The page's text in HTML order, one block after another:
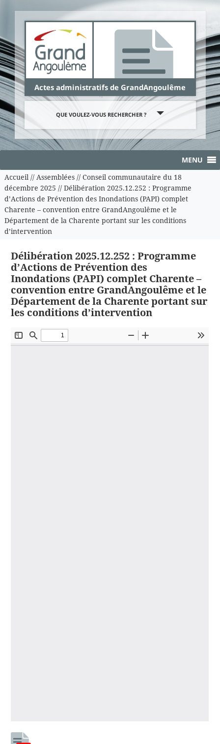
Actes administratifs de GrandAngoulême
QUE VOULEZ-VOUS RECHERCHER ?
MENU
Accueil// Assemblées// Conseil communautaire du 18
décembre 2025 // Délibération 2025.12.252 : Programme
d’Actions de Prévention des Inondations (PAPI) complet
Charente – convention entre GrandAngoulême et le
Département de la Charente portant sur les conditions
d’intervention
Délibération 2025.12.252 : Programme
d’Actions de Prévention des
Inondations (PAPI) complet Charente –
convention entre GrandAngoulême et le
Département de la Charente portant sur
les conditions d’intervention
Panneau de gestion des cookies